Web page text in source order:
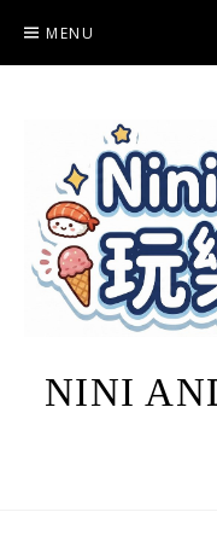
content
MENU
NINI